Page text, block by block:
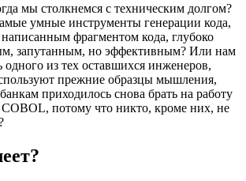
мы столкнемся с техническим долгом?
умные инструменты генерации кода,
написанным фрагментом кода, глубоко
запутанным, но эффективным? Или нам
одного из тех оставшихся инженеров,
прежние образцы мышления,
приходилось снова брать на работу
потому что никто, кроме них, не